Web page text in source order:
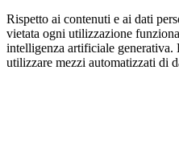
Rispetto ai contenuti e ai dati
vietata ogni utilizzazione
intelligenza artificiale generativa.
utilizzare mezzi automatizzati di